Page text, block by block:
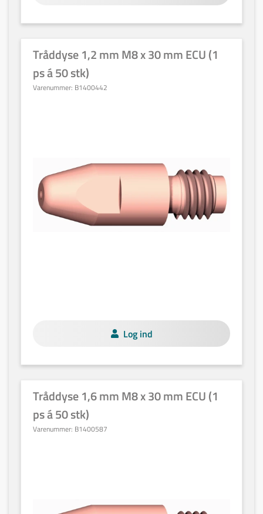
Tråddyse 1,2 mm M8 x 30 mm ECU (1
ps á 50 stk)
Varenummer: B1400442
Log ind
Tråddyse 1,6 mm M8 x 30 mm ECU (1
ps á 50 stk)
Varenummer: B1400587